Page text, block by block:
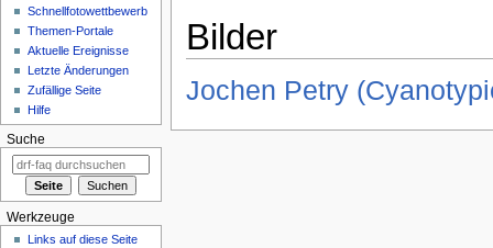
Bilder
Jochen Petry
Schnellfotowettbewerb
Themen-Portale
Aktuelle Ereignisse
Letzte Änderungen
Zufällige Seite
Hilfe
Suche
Werkzeuge
Links auf diese Seite